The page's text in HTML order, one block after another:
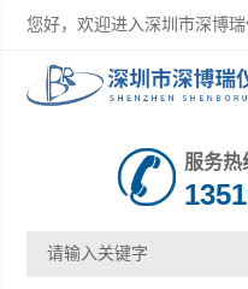
您好，欢迎进入深圳市深博
服务热